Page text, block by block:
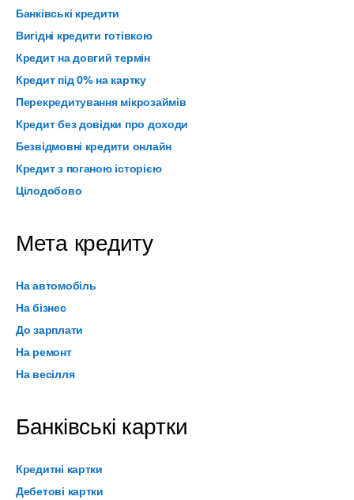
Банківські кредити
Вигідні кредити готівкою
Кредит на довгий термін
Кредит під 0% на картку
Перекредитування мікрозаймів
Кредит без довідки про доходи
Безвідмовні кредити онлайн
Кредит з поганою історією
Цілодобово
Мета кредиту
На автомобіль
На бізнес
До зарплати
На ремонт
На весілля
Банківські картки
Кредитні картки
Дебетові картки